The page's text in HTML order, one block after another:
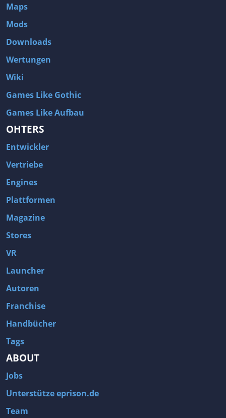
Maps
Mods
Downloads
Wertungen
Wiki
Games Like Gothic
Games Like Aufbau
OHTERS
Entwickler
Vertriebe
Engines
Plattformen
Magazine
Stores
VR
Launcher
Autoren
Franchise
Handbücher
Tags
ABOUT
Jobs
Unterstütze eprison.de
Team